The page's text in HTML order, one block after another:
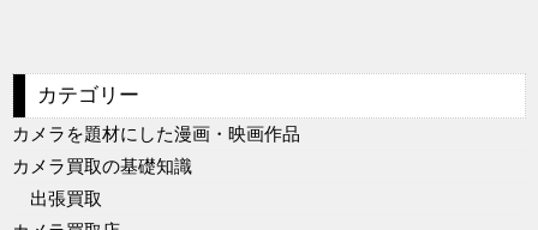
カテゴリー
カメラを題材にした漫画・映画作品
カメラ買取の基礎知識
出張買取